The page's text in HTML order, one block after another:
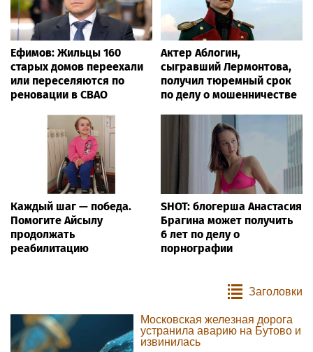
Ефимов: Жильцы 160
старых домов переехали
или переселяются по
реновации в СВАО
Актер Аблогин,
сыгравший Лермонтова,
получил тюремный срок
по делу о мошенничестве
Каждый шаг — победа.
Помогите Айсылу
продолжать
реабилитацию
SHOT: блогерша Анастасия
Брагина может получить
6 лет по делу о
порнографии
Заголовки
Московская железная дорога
устранила аварию на Бутово и
извинилась